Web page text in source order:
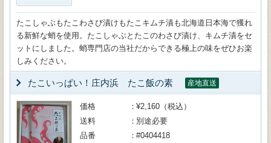
たこしゃぶもたこわさび漬けもたこキムチ漬も北海道日本海で獲れ
る新鮮な蛸を使用。たこしゃぶとたこのわさび漬け、キムチ漬をセ
ットにしました。蛸専門店の当社だからできる極上の味をぜひお楽
しみください。
たこいっぱい！庄内浜 たこ飯の素 産地直送
価格
¥2,160（税込）
送料
別途必要
品番
#0404418